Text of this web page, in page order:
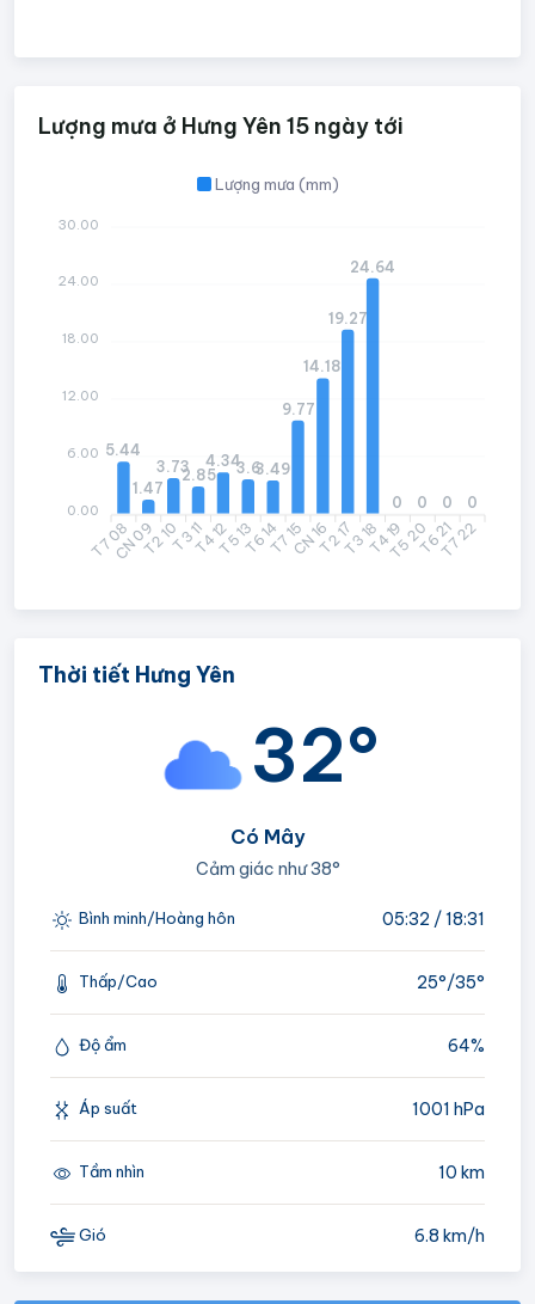
Lượng mưa ở Hưng Yên 15 ngày tới
Lượng mưa (mm)
T7 08CN 09T2 10T3 11T4 12T5 13T6 14T7 15CN 16T2 17T3 18T4 19T5 20T6 21T7 22
5.44
1.47
3.732.85
4.343.63.49
9.77
14.18
19.27
24.64
0 0 0 0
30.00
24.00
18.00
12.00
6.00
0.00
Thời tiết Hưng Yên
32°
Có Mây
Cảm giác như38°
Bình minh/Hoàng hôn 05:32 / 18:31
Thấp/Cao 25°/35°
Độ ẩm 64%
Áp suất 1001 hPa
Tầm nhìn 10 km
Gió 6.8 km/h